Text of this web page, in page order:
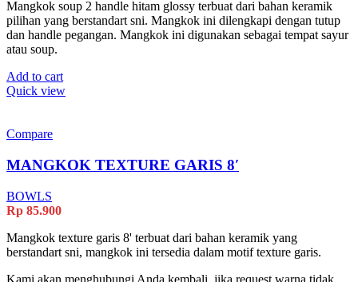
Mangkok soup 2 handle hitam glossy terbuat dari bahan keramik
pilihan yang berstandart sni. Mangkok ini dilengkapi dengan tutup
dan handle pegangan. Mangkok ini digunakan sebagai tempat sayur
atau soup.
Add to cart
Quick view
Compare
MANGKOK TEXTURE GARIS 8′
BOWLS
Rp 85.900
Mangkok texture garis 8' terbuat dari bahan keramik yang
berstandart sni, mangkok ini tersedia dalam motif texture garis.
Kami akan menghubungi Anda kembali, jika request warna tidak